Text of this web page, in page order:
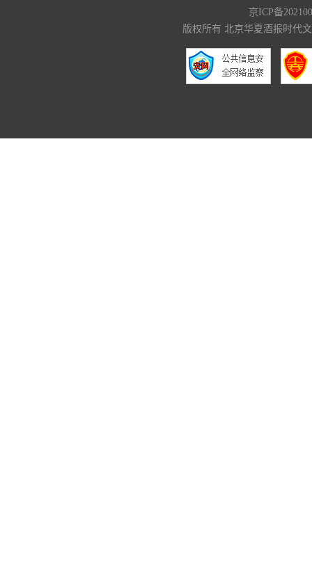
京ICP备
版权所有 北京华夏酒报时代文